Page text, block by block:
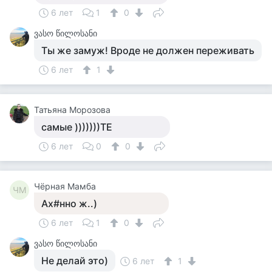
6 лет 1
0
ვასო წილოსანი
Ты же замуж! Вроде не должен переживать
6 лет 1
Татьяна Морозова
самые )))))))ТЕ
6 лет 0 0
ЧМ Чёрная Мамба
Ах#нно ж..)
6 лет 1
0
ვასო წილოსანი
Не делай это) 6 лет 1